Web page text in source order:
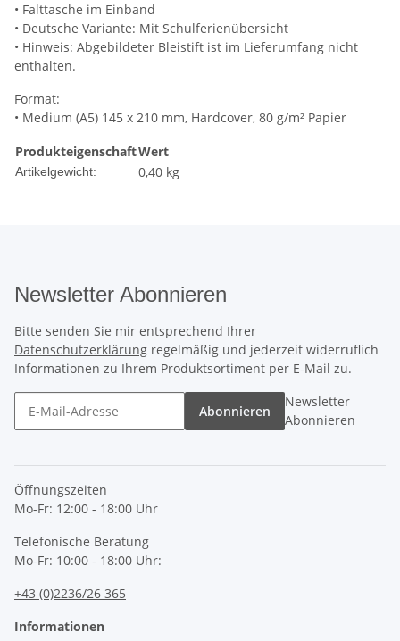
• Falttasche im Einband
• Deutsche Variante: Mit Schulferienübersicht
• Hinweis: Abgebildeter Bleistift ist im Lieferumfang nicht
enthalten.
Format:
• Medium (A5) 145 x 210 mm, Hardcover, 80 g/m² Papier
ProdukteigenschaftWert
Artikelgewicht: 0,40 kg
Newsletter Abonnieren
Bitte senden Sie mir entsprechend Ihrer
Datenschutzerklärung regelmäßig und jederzeit widerruflich
Informationen zu Ihrem Produktsortiment per E-Mail zu.
Abonnieren
Newsletter
Abonnieren
Öffnungszeiten
Mo-Fr: 12:00 - 18:00 Uhr
Telefonische Beratung
Mo-Fr: 10:00 - 18:00 Uhr:
+43 (0)2236/26 365
Informationen